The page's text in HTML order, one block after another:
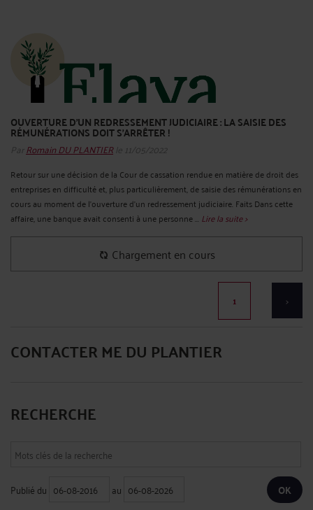
OUVERTURE D’UN REDRESSEMENT JUDICIAIRE : LA SAISIE DES
RÉMUNÉRATIONS DOIT S’ARRÊTER !
Par Romain DU PLANTIERle 11/05/2022
Retour sur une décision de la Cour de cassation rendue en matière de droit des
entreprises en difficulté et, plus particulièrement, de saisie des rémunérations en
cours au moment de l’ouverture d’un redressement judiciaire. Faits Dans cette
affaire, une banque avait consenti à une personne ... Lire la suite >
Chargement en cours
1 >
CONTACTER ME DU PLANTIER
RECHERCHE
Publié du au